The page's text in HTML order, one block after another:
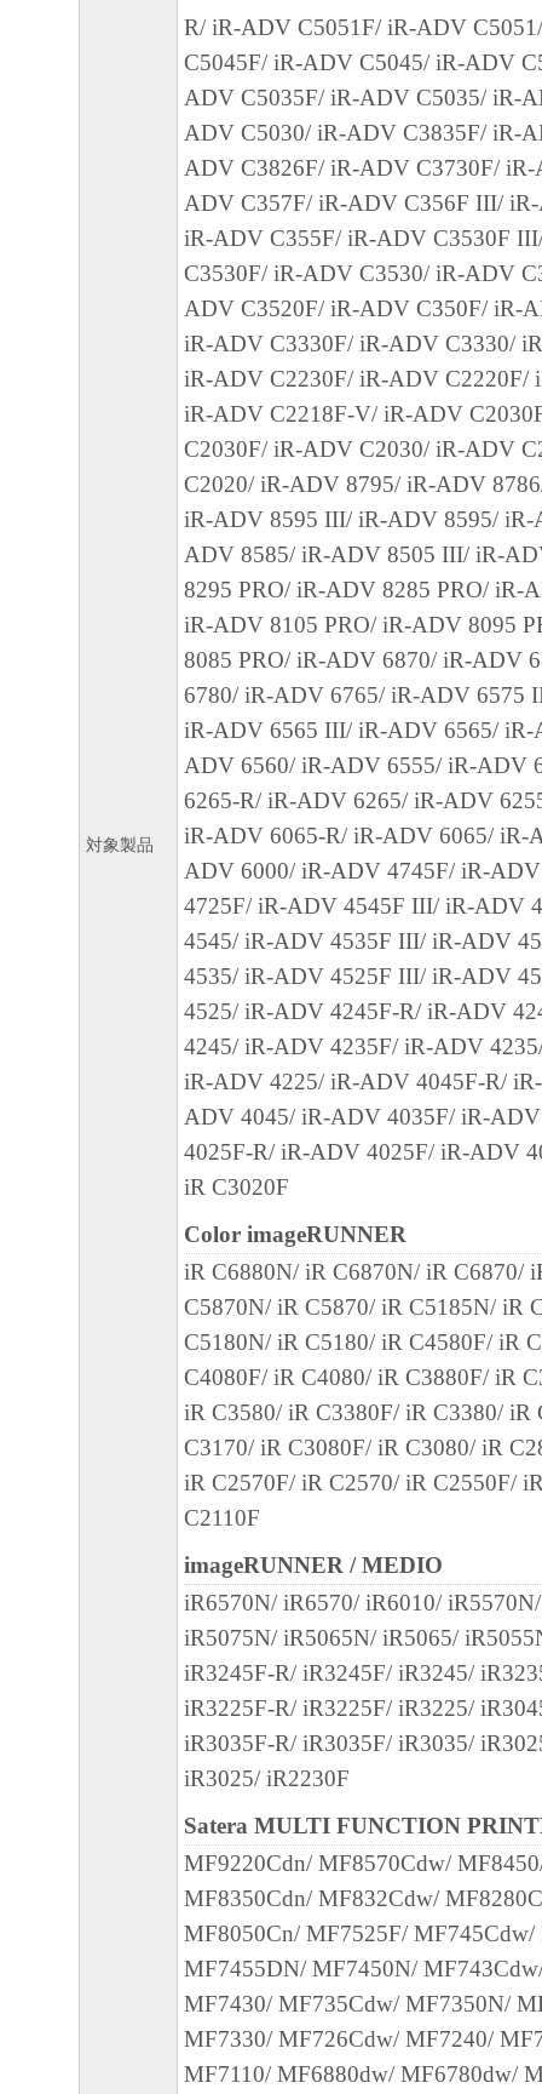
契約書は直ちに終了します。
(4) お客様は、上記(3)によって本契約書が
やかに、「本ソフトウェア」およびその複
廃棄または消去するものとします。
８．U.S. GOVERNMENT RESTRICTED
The Software is a "commercial item," as that
C.F.R. 2.101 (Oct 1995), consisting of
software" and "commercial computer software
such terms are used in 48 C.F.R. 12.212 (Sept
with 48 C.F.R. 12.212 and 48 C.F.R.
227.7202-4 (June 1995), all U.S. Government
acquire the Software with only those rights set
Manufacturer is Canon Inc./30-2,
ku, Tokyo 146-8501, Japan.
本条項中で使用される"the Software"とは、
義される「本ソフトウェア」を意味し、指
９．分離可能性
本契約書のいずれかの条項またはその一部
効であると決定された場合でも、その他の
効に存続するものとします。
キヤノン株式会社
対象製品
R/ iR-ADV C5051F/ iR-ADV
C5045F/ iR-ADV C5045/ iR-ADV
ADV C5035F/ iR-ADV C5035/ iR-
ADV C5030/ iR-ADV C3835F/ iR-
ADV C3826F/ iR-ADV C3730F/
ADV C357F/ iR-ADV C356F III/
iR-ADV C355F/ iR-ADV C3530F
C3530F/ iR-ADV C3530/ iR-ADV
ADV C3520F/ iR-ADV C350F/ iR-
iR-ADV C3330F/ iR-ADV C3330/
iR-ADV C2230F/ iR-ADV C2220F/
iR-ADV C2218F-V/ iR-ADV
C2030F/ iR-ADV C2030/ iR-ADV
C2020/ iR-ADV 8795/ iR-ADV
iR-ADV 8595 III/ iR-ADV 8595/
ADV 8585/ iR-ADV 8505 III/ iR-
8295 PRO/ iR-ADV 8285 PRO/ iR-
iR-ADV 8105 PRO/ iR-ADV 8095
8085 PRO/ iR-ADV 6870/ iR-ADV
6780/ iR-ADV 6765/ iR-ADV 6575
iR-ADV 6565 III/ iR-ADV 6565/
ADV 6560/ iR-ADV 6555/ iR-ADV
6265-R/ iR-ADV 6265/ iR-ADV
iR-ADV 6065-R/ iR-ADV 6065/ iR-
ADV 6000/ iR-ADV 4745F/ iR-
4725F/ iR-ADV 4545F III/ iR-ADV
4545/ iR-ADV 4535F III/ iR-ADV
4535/ iR-ADV 4525F III/ iR-ADV
4525/ iR-ADV 4245F-R/ iR-ADV
4245/ iR-ADV 4235F/ iR-ADV
iR-ADV 4225/ iR-ADV 4045F-R/
ADV 4045/ iR-ADV 4035F/ iR-
4025F-R/ iR-ADV 4025F/ iR-ADV
iR C3020F
Color imageRUNNER
iR C6880N/ iR C6870N/ iR C6870/
C5870N/ iR C5870/ iR C5185N/ iR
C5180N/ iR C5180/ iR C4580F/ iR
C4080F/ iR C4080/ iR C3880F/ iR
iR C3580/ iR C3380F/ iR C3380/ iR
C3170/ iR C3080F/ iR C3080/ iR
iR C2570F/ iR C2570/ iR C2550F/
C2110F
imageRUNNER / MEDIO
iR6570N/ iR6570/ iR6010/
iR5075N/ iR5065N/ iR5065/
iR3245F-R/ iR3245F/ iR3245/
iR3225F-R/ iR3225F/ iR3225/
iR3035F-R/ iR3035F/ iR3035/
iR3025/ iR2230F
Satera MULTI FUNCTION
MF9220Cdn/ MF8570Cdw/
MF8350Cdn/ MF832Cdw/
MF8050Cn/ MF7525F/
MF7455DN/ MF7450N/
MF7430/ MF735Cdw/ MF7350N/
MF7330/ MF726Cdw/ MF7240/
MF7110/ MF6880dw/ MF6780dw/